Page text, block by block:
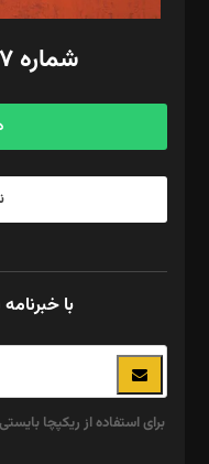
امور مالی: شاپور رهبری، محمد‌
آگهی و مشترکین: ۰۹۱۹۹۹۹۰۴۵۴
شماره ۱۴۷ - مرداد ۱۴۰۵
با